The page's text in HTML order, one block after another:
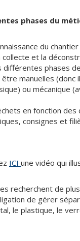
phases du
du
collecte et la
différentes phases
manuelles (donc
ou mécanique
en fonction des
consignes et
ICI une vidéo qui
recherchent de
de gérer
le plastique, le